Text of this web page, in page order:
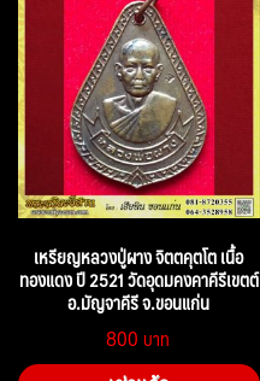
เหรียญหลวงปู่ผาง จิตตคุตโต เนื้อ
ทองแดง ปี 2521 วัดอุดมคงคาคีรีเขตต์
อ.มัญจาคีรี จ.ขอนแก่น
800